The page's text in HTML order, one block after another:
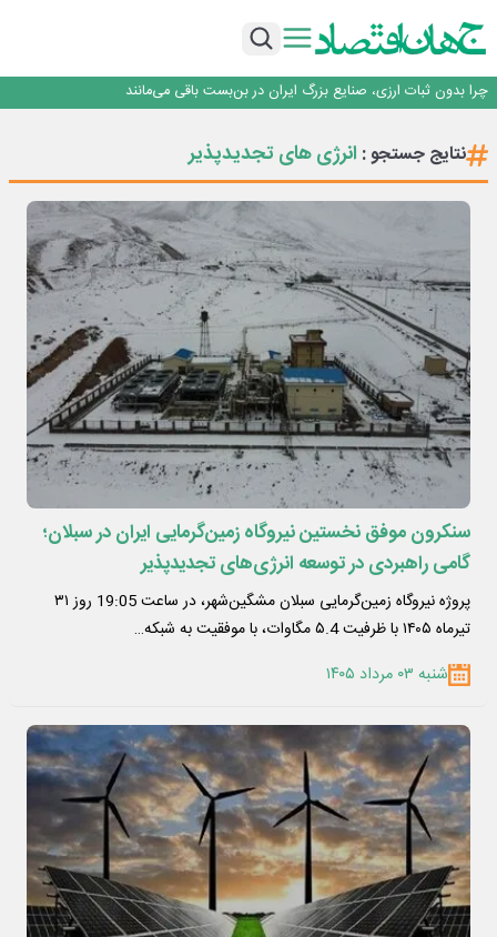
روزنامه ۱۷ مرداد
چرا بدون ثبات ارزی، صنایع بزرگ ایران در بن‌بست باقی می‌مانند
۲ درصد از مشترکان ۱۰ درصد برق خانگی را مصرف می‌کنند!
روزنامه ۱۷ مردادنتایج جستجو : انرژی‌ های تجدیدپذیر
سنکرون موفق نخستین نیروگاه زمین‌گرمایی ایران در سبلان؛
گامی راهبردی در توسعه انرژی‌های تجدیدپذیر
پروژه نیروگاه زمین‌گرمایی سبلان مشگین‌شهر، در ساعت 19:05 روز ۳۱
تیرماه ۱۴۰۵ با ظرفیت ۵.4 مگاوات، با موفقیت به شبکه…
شنبه ۰۳ مرداد ۱۴۰۵